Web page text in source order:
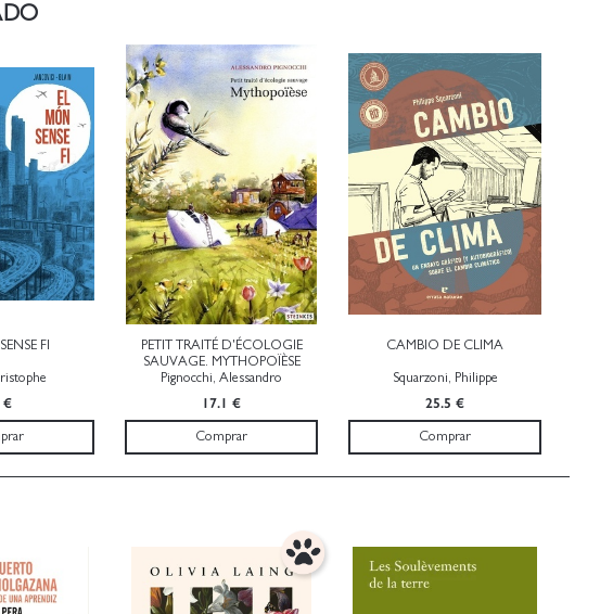
FI
€
PETIT TRAITÉ D'ÉCOLOGIE
SAUVAGE. MYTHOPOÏÈSE
Pignocchi, Alessandro
17.1 €
Comprar
CAMBIO DE CLIMA
Squarzoni, Philippe
25.5 €
Comprar